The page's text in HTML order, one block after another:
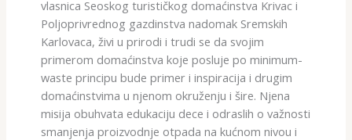
vlasnica Seoskog turističkog domaćinstva Krivac i
Poljoprivrednog gazdinstva nadomak Sremskih
Karlovaca, živi u prirodi i trudi se da svojim
primerom domaćinstva koje posluje po minimum-
waste principu bude primer i inspiracija i drugim
domaćinstvima u njenom okruženju i šire. Njena
misija obuhvata edukaciju dece i odraslih o važnosti
smanjenja proizvodnje otpada na kućnom nivou i